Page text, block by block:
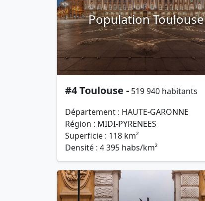
Population Toulouse
#4 Toulouse - 519 940 habitants
Département : HAUTE-GARONNE
Région : MIDI-PYRENEES
Superficie : 118 km²
Densité : 4 395 habs/km²